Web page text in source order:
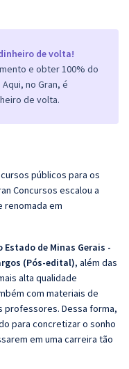
de volta!
e obter 100% do
no Gran, é
de volta.
públicos para os
Concursos escalou a
em
Estado de Minas Gerais -
(Pós-edital), além das
alta qualidade
com materiais de
professores. Dessa forma,
para concretizar o sonho
em uma carreira tão